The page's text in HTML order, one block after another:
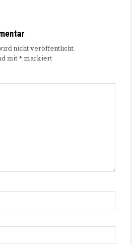
nicht veröffentlicht.
mit* markiert